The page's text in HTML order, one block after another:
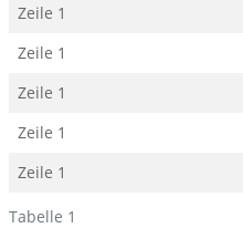
Tabelle 1
Zeile 1
Zeile 1
Zeile 1
Zeile 1
Zeile 1